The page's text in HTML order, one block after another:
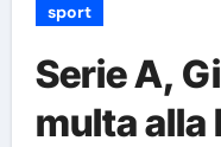
sport
Serie A,
multa alla